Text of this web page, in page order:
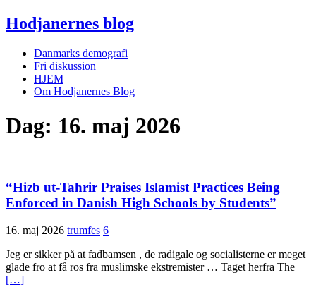
Hodjanernes blog
Danmarks demografi
Fri diskussion
HJEM
Om Hodjanernes Blog
Dag: 16. maj 2026
“Hizb ut-Tahrir Praises Islamist Practices Being
Enforced in Danish High Schools by Students”
16. maj 2026 trumfes 6
Jeg er sikker på at fadbamsen , de radigale og socialisterne er meget
glade fro at få ros fra muslimske ekstremister … Taget herfra The
[…]